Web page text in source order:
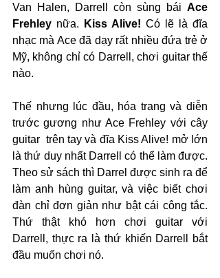
Van Halen, Darrell còn sùng bái Ace
Frehley nữa. Kiss Alive! Có lẽ là đĩa
nhạc mà Ace đã dạy rất nhiều đứa trẻ ở
Mỹ, không chỉ có Darrell, chơi guitar thế
nào.
Thế nhưng lúc đầu, hóa trang và diễn
trước gương như Ace Frehley với cây
guitar  trên tay và đĩa Kiss Alive! mở lớn
là thứ duy nhất Darrell có thể làm được.
Theo sử sách thì Darrel được sinh ra để
làm anh hùng guitar, và việc biết chơi
đàn chỉ đơn giản như bật cái công tắc.
Thứ thật khó hơn chơi guitar với
Darrell, thực ra là thứ khiến Darrell bắt
đầu muốn chơi nó.